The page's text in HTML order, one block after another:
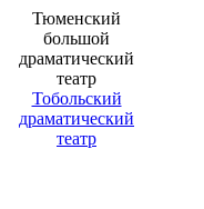
Тюменский
большой
драматический
театр
Тобольский
драматический
театр